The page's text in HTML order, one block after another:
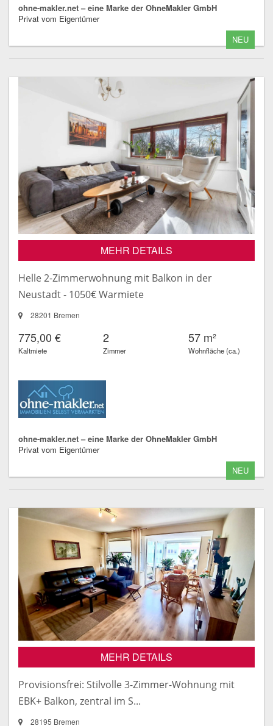
ohne-makler.net – eine Marke der OhneMakler GmbH
Privat vom Eigentümer
NEU
MEHR DETAILS
Helle 2-Zimmerwohnung mit Balkon in der
Neustadt - 1050€ Warmiete
28201 Bremen
775,00 €
Kaltmiete
2
Zimmer
57 m²
Wohnfläche (ca.)
ohne-makler.net – eine Marke der OhneMakler GmbH
Privat vom Eigentümer
NEU
MEHR DETAILS
Provisionsfrei: Stilvolle 3-Zimmer-Wohnung mit
EBK+ Balkon, zentral im S...
28195 Bremen